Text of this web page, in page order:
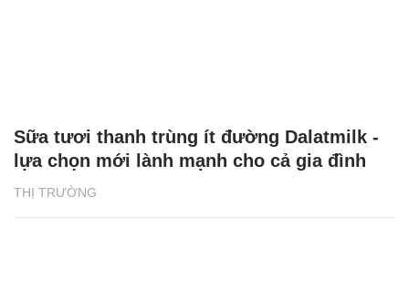
THỊ TRƯỜNG
Sữa tươi thanh trùng ít đường Dalatmilk -
lựa chọn mới lành mạnh cho cả gia đình